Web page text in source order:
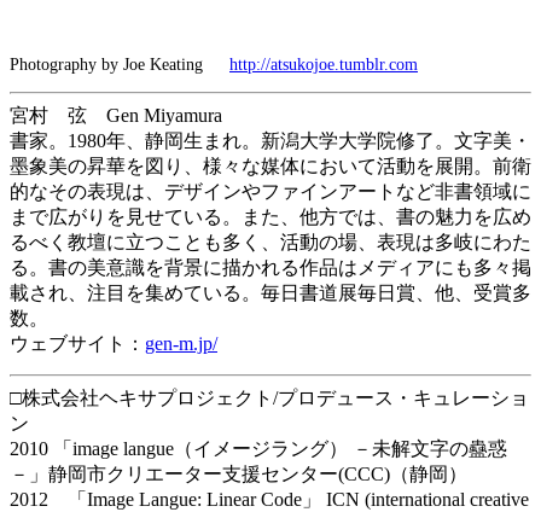
Photography by Joe Keating http://atsukojoe.tumblr.com
宮村 弦 Gen Miyamura
書家。1980年、静岡生まれ。新潟大学大学院修了。文字美・
墨象美の昇華を図り、様々な媒体において活動を展開。前衛
的なその表現は、デザインやファインアートなど非書領域に
まで広がりを見せている。また、他方では、書の魅力を広め
るべく教壇に立つことも多く、活動の場、表現は多岐にわた
る。書の美意識を背景に描かれる作品はメディアにも多々掲
載され、注目を集めている。毎日書道展毎日賞、他、受賞多
数。
ウェブサイト： gen-m.jp/
□株式会社ヘキサプロジェクト/プロデュース・キュレーショ
ン
2010 「image langue（イメージラング） －未解文字の蠱惑
－」静岡市クリエーター支援センター(CCC)（静岡）
2012 「Image Langue: Linear Code」 ICN (international creative